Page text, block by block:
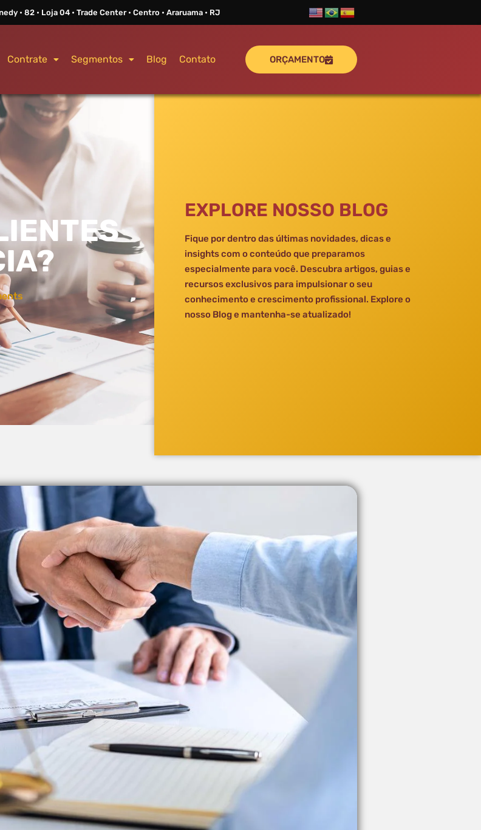
• 82 • Loja 04 • Trade Center • Centro • Araruama • RJ
Contrate Segmentos Blog Contato ORÇAMENTO
EXPLORE NOSSO BLOG
Fique por dentro das últimas novidades, dicas e
insights com o conteúdo que preparamos
especialmente para você. Descubra artigos, guias e
recursos exclusivos para impulsionar o seu
conhecimento e crescimento profissional. Explore o
nosso Blog e mantenha-se atualizado!